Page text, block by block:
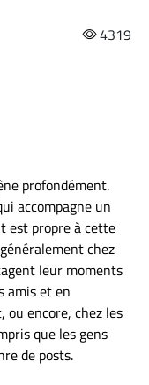
4319
profondément.
accompagne un
est propre à cette
chez
leur moments
amis et en
encore, chez les
que les gens
de posts.